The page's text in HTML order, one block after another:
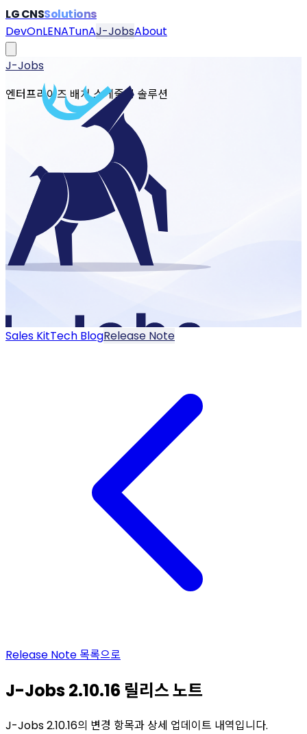
LG CNSSolutions
DevOnLENATunAJ-JobsAbout
J-Jobs
엔터프라이즈 배치 스케줄링 솔루션
Sales KitTech BlogRelease Note
Release Note 목록으로
J-Jobs 2.10.16 릴리스 노트
J-Jobs 2.10.16의 변경 항목과 상세 업데이트 내역입니다.